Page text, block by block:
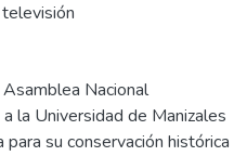
Nacional
la Universidad de Manizales
su conservación histórica